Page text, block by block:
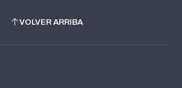
VOLVER ARRIBA